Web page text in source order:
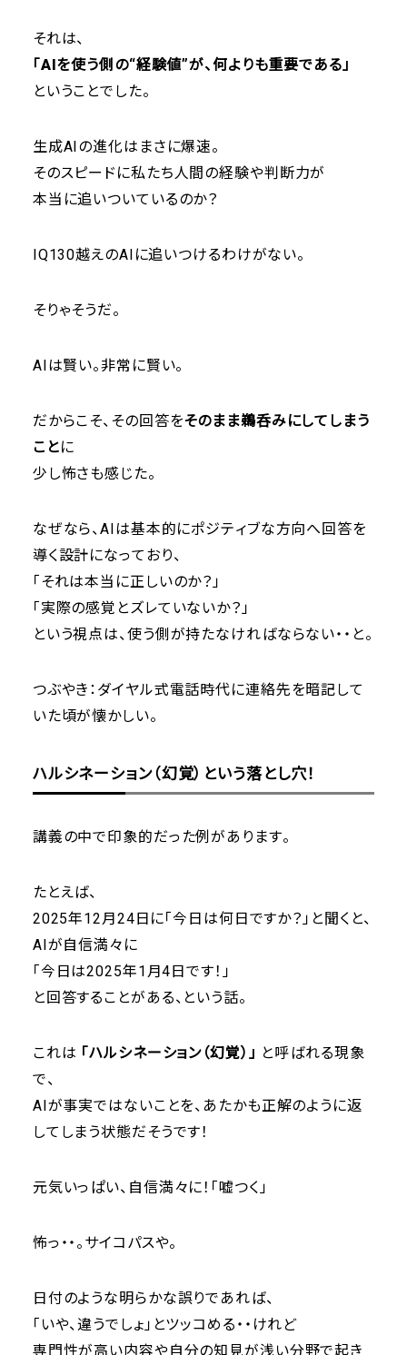
それは、
「AIを使う側の“経験値”が、何よりも重要である」
ということでした。
生成AIの進化はまさに爆速。
そのスピードに私たち人間の経験や判断力が
本当に追いついているのか？
IQ130越えのAIに追いつけるわけがない。
そりゃそうだ。
AIは賢い。非常に賢い。
だからこそ、その回答をそのまま鵜呑みにしてしまう
ことに
少し怖さも感じた。
なぜなら、AIは基本的にポジティブな方向へ回答を
導く設計になっており、
「それは本当に正しいのか？」
「実際の感覚とズレていないか？」
という視点は、使う側が持たなければならない・・と。
つぶやき：ダイヤル式電話時代に連絡先を暗記して
いた頃が懐かしい。
ハルシネーション（幻覚）という落とし穴！
講義の中で印象的だった例があります。
たとえば、
2025年12月24日に「今日は何日ですか？」と聞くと、
AIが自信満々に
「今日は2025年1月4日です！」
と回答することがある、という話。
これは 「ハルシネーション（幻覚）」 と呼ばれる現象
で、
AIが事実ではないことを、あたかも正解のように返
してしまう状態だそうです！
元気いっぱい、自信満々に！「嘘つく」
怖っ・・。サイコパスや。
日付のような明らかな誤りであれば、
「いや、違うでしょ」とツッコめる・・けれど
専門性が高い内容や自分の知見が浅い分野で起き